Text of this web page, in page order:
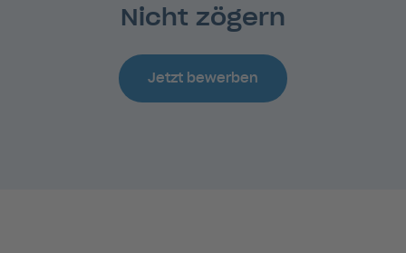
Nicht zögern
Jetzt bewerben